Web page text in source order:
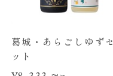
葛城・あらごしゆずセ
ット